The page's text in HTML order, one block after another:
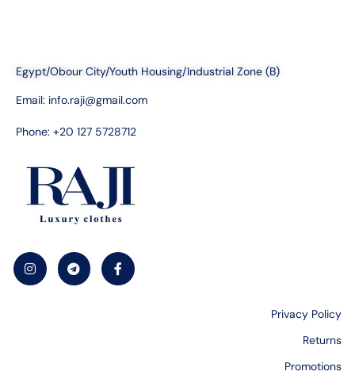
Egypt/Obour City/Youth Housing/Industrial Zone (B)
Email: info.raji@gmail.com
Phone: +20 127 5728712
Privacy Policy
Returns
Promotions